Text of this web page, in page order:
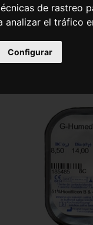
de rastreo
analizar el tráfico
Configurar
de Sol